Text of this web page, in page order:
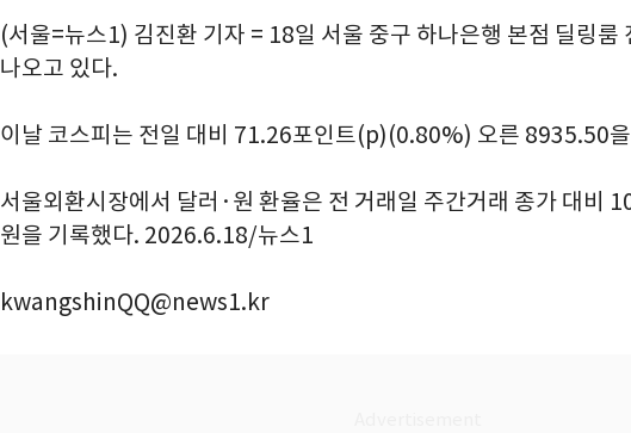
(서울=뉴스1) 김진환 기자 = 18일 서울 중구 하나은행 본점 딜링룸
나오고 있다.
이날 코스피는 전일 대비 71.26포인트(p)(0.80%) 오른 8935.50
서울외환시장에서 달러·원 환율은 전 거래일 주간거래 종가 대비
원을 기록했다. 2026.6.18/뉴스1
kwangshinQQ@news1.kr